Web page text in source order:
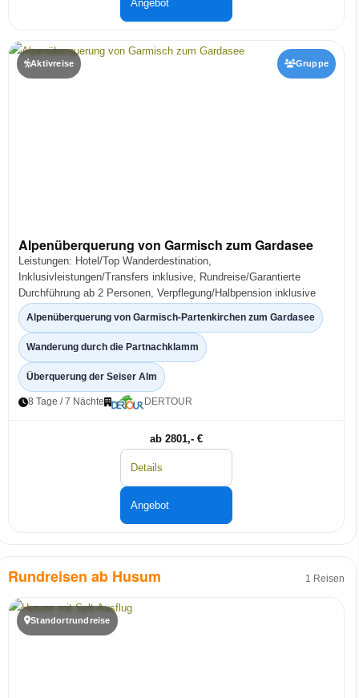
Angebot
Aktivreise Gruppe
Alpenüberquerung von Garmisch zum Gardasee
Leistungen: Hotel/Top Wanderdestination,
Inklusivleistungen/Transfers inklusive, Rundreise/Garantierte
Durchführung ab 2 Personen, Verpflegung/Halbpension inklusive
Alpenüberquerung von Garmisch-Partenkirchen zum Gardasee
Wanderung durch die Partnachklamm
Überquerung der Seiser Alm
8 Tage / 7 Nächte DERTOUR
ab 2801,- €
Details
Angebot
Rundreisen ab Husum 1 Reisen
Standortrundreise